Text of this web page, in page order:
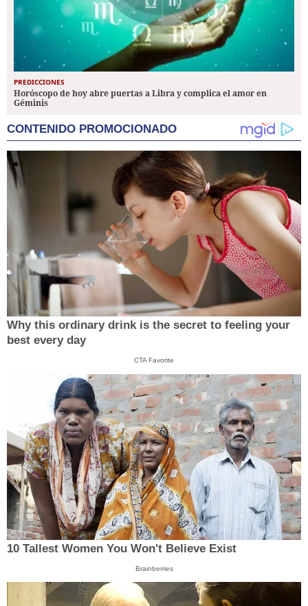
PREDICCIONES
Horóscopo de hoy abre puertas a Libra y complica el amor en
Géminis
CONTENIDO PROMOCIONADO
Why this ordinary drink is the secret to feeling your
best every day
CTA Favorite
10 Tallest Women You Won't Believe Exist
Brainberries